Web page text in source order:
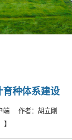
育种体系建设
端 作者： 胡立刚
】